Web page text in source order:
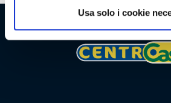
Usa solo i cookie